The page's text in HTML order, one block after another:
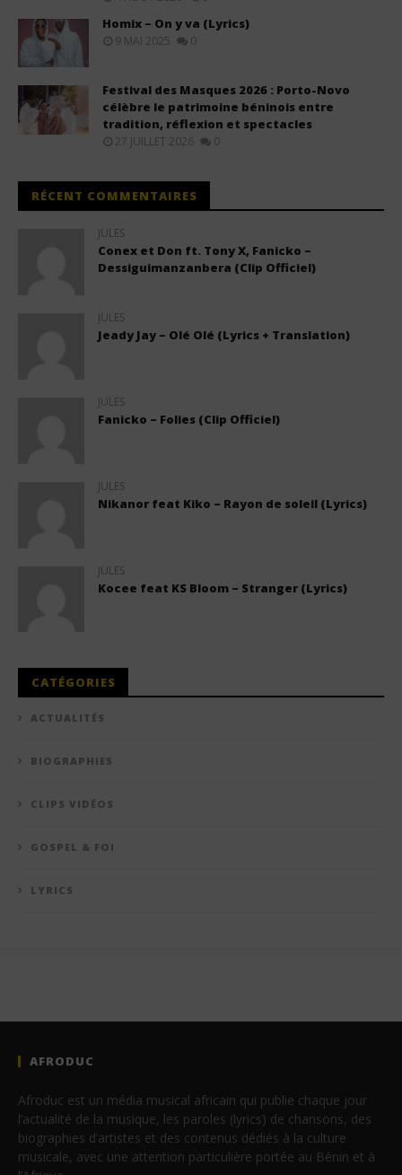
Homix – On y va (Lyrics)
9 MAI 2025 0
Festival des Masques 2026 : Porto-Novo
célèbre le patrimoine béninois entre
tradition, réflexion et spectacles
27 JUILLET 2026 0
RÉCENT COMMENTAIRES
JULES
Conex et Don ft. Tony X, Fanicko –
Dessiguimanzanbera (Clip Officiel)
JULES
Jeady Jay – Olé Olé (Lyrics + Translation)
JULES
Fanicko – Folies (Clip Officiel)
JULES
Nikanor feat Kiko – Rayon de soleil (Lyrics)
JULES
Kocee feat KS Bloom – Stranger (Lyrics)
CATÉGORIES
ACTUALITÉS
BIOGRAPHIES
CLIPS VIDÉOS
GOSPEL & FOI
LYRICS
AFRODUC
Afroduc est un média musical africain qui publie chaque jour
l’actualité de la musique, les paroles (lyrics) de chansons, des
biographies d’artistes et des contenus dédiés à la culture
musicale, avec une attention particulière portée au Bénin et à